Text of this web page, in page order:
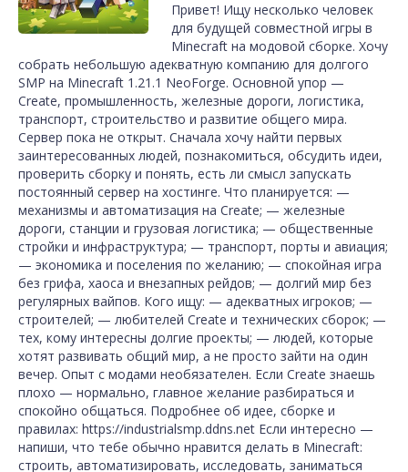
Привет! Ищу несколько человек
для будущей совместной игры в
Minecraft на модовой сборке. Хочу
собрать небольшую адекватную компанию для долгого
SMP на Minecraft 1.21.1 NeoForge. Основной упор —
Create, промышленность, железные дороги, логистика,
транспорт, строительство и развитие общего мира.
Сервер пока не открыт. Сначала хочу найти первых
заинтересованных людей, познакомиться, обсудить идеи,
проверить сборку и понять, есть ли смысл запускать
постоянный сервер на хостинге. Что планируется: —
механизмы и автоматизация на Create; — железные
дороги, станции и грузовая логистика; — общественные
стройки и инфраструктура; — транспорт, порты и авиация;
— экономика и поселения по желанию; — спокойная игра
без грифа, хаоса и внезапных рейдов; — долгий мир без
регулярных вайпов. Кого ищу: — адекватных игроков; —
строителей; — любителей Create и технических сборок; —
тех, кому интересны долгие проекты; — людей, которые
хотят развивать общий мир, а не просто зайти на один
вечер. Опыт с модами необязателен. Если Create знаешь
плохо — нормально, главное желание разбираться и
спокойно общаться. Подробнее об идее, сборке и
правилах: https://industrialsmp.ddns.net Если интересно —
напиши, что тебе обычно нравится делать в Minecraft:
строить, автоматизировать, исследовать, заниматься